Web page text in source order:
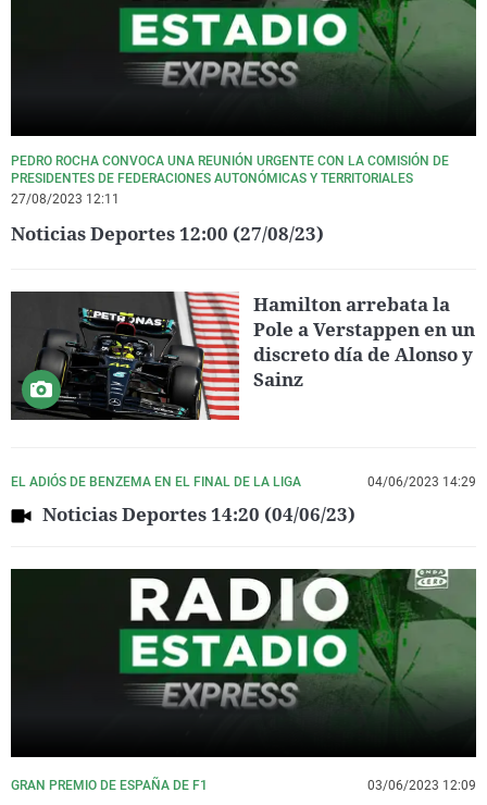
PEDRO ROCHA CONVOCA UNA REUNIÓN URGENTE CON LA COMISIÓN DE
PRESIDENTES DE FEDERACIONES AUTONÓMICAS Y TERRITORIALES
27/08/2023 12:11
Noticias Deportes 12:00 (27/08/23)
Hamilton arrebata la
Pole a Verstappen en un
discreto día de Alonso y
Sainz
EL ADIÓS DE BENZEMA EN EL FINAL DE LA LIGA 04/06/2023 14:29
Noticias Deportes 14:20 (04/06/23)
GRAN PREMIO DE ESPAÑA DE F1 03/06/2023 12:09